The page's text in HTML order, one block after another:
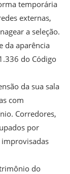
temporária
externas,
a seleção.
da aparência
do Código
da sua sala
com
Corredores,
por
improvisadas
do